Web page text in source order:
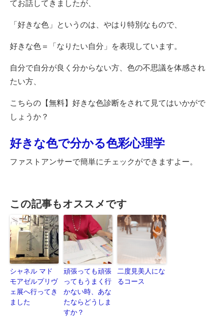
てお話してきましたが、
「好きな色」というのは、やはり特別なもので、
好きな色＝「なりたい自分」を表現しています。
自分で自分が良く分からない方、色の不思議を体感され
たい方、
こちらの【無料】好きな色診断をされて見てはいかがで
しょうか？
好きな色で分かる色彩心理学
ファストアンサーで簡単にチェックができますよー。
この記事もオススメです
シャネル マド
モアゼルプリヴ
ェ展へ行ってき
ました
頑張っても頑張
ってもうまく行
かない時、あな
たならどうしま
すか？
二度見美人にな
るコース